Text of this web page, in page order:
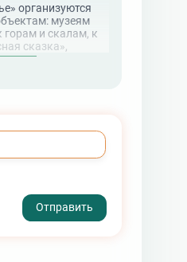
организуются
музеям
горам и скалам, к
сказка»,
хозяйство и